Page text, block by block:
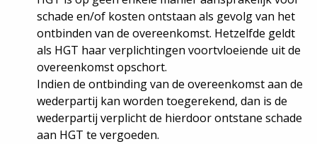
schade en/of kosten ontstaan als gevolg van het
ontbinden van de overeenkomst. Hetzelfde geldt
als HGT haar verplichtingen voortvloeiende uit de
overeenkomst opschort.
Indien de ontbinding van de overeenkomst aan de
wederpartij kan worden toegerekend, dan is de
wederpartij verplicht de hierdoor ontstane schade
aan HGT te vergoeden.